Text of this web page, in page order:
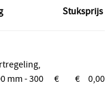
Stuksprijs
mm - 300
€ € 0,00